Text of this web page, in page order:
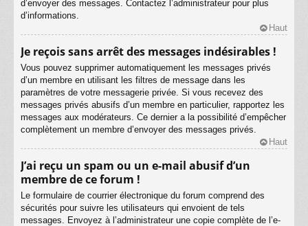
d’envoyer des messages. Contactez l’administrateur pour plus
d’informations.
Haut
Je reçois sans arrêt des messages indésirables !
Vous pouvez supprimer automatiquement les messages privés
d’un membre en utilisant les filtres de message dans les
paramètres de votre messagerie privée. Si vous recevez des
messages privés abusifs d’un membre en particulier, rapportez les
messages aux modérateurs. Ce dernier a la possibilité d’empêcher
complètement un membre d’envoyer des messages privés.
Haut
J’ai reçu un spam ou un e-mail abusif d’un
membre de ce forum !
Le formulaire de courrier électronique du forum comprend des
sécurités pour suivre les utilisateurs qui envoient de tels
messages. Envoyez à l’administrateur une copie complète de l’e-